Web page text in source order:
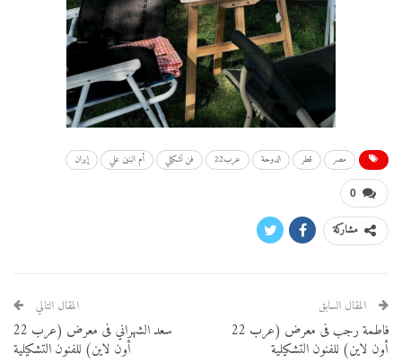
مصر قطر الدوحة عرب22 فن تشكيلي أم البنين علي إيران
0
مشاركة
المقال السابق
فاطمة رجب فى معرض (عرب 22
أون لاين) للفنون التشكيلية
المقال التالي
سعد الشهراني فى معرض (عرب 22
أون لاين) للفنون التشكيلية